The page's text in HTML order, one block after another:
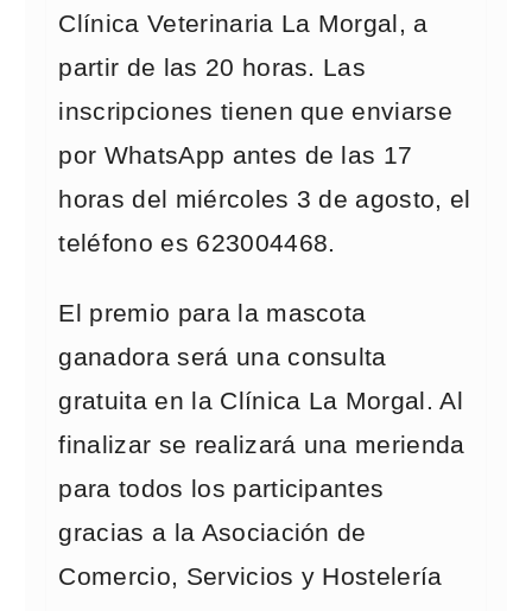
Clínica Veterinaria La Morgal, a
partir de las 20 horas. Las
inscripciones tienen que enviarse
por WhatsApp antes de las 17
horas del miércoles 3 de agosto, el
teléfono es 623004468.
El premio para la mascota
ganadora será una consulta
gratuita en la Clínica La Morgal. Al
finalizar se realizará una merienda
para todos los participantes
gracias a la Asociación de
Comercio, Servicios y Hostelería